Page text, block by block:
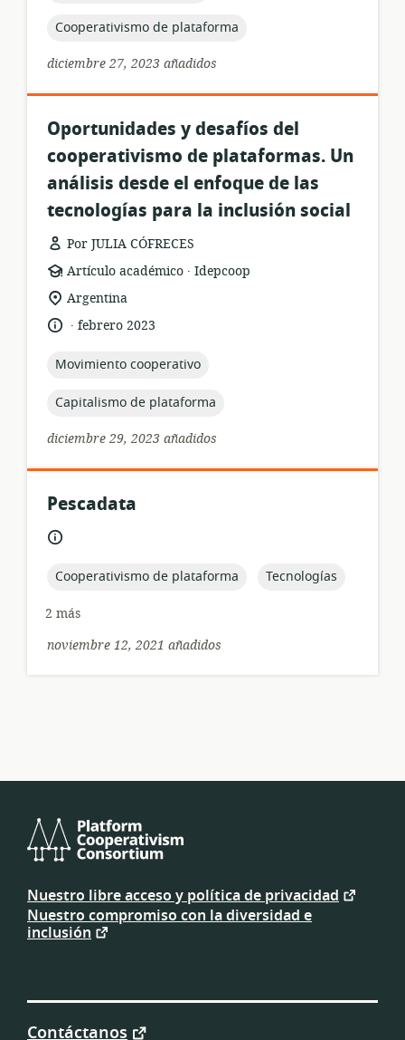
topic:
Cooperativismo de plataforma
diciembre 27, 2023 añadidos
Oportunidades y desafíos del
cooperativismo de plataformas. Un
análisis desde el enfoque de las
tecnologías para la inclusión social
Por JULIA CÓFRECES
formato
del
recurso:
Artículo académico .
publicación:
Idepcoop
ubicación
de
relevancia:
Argentina
idioma:
.
fecha
publicación:
febrero 2023
topic:
Movimiento cooperativo
topic:
Capitalismo de plataforma
diciembre 29, 2023 añadidos
Pescadata
formato
recurso:
idioma:
topic:
Cooperativismo de plataforma topic:
Tecnologías
2 más
noviembre 12, 2021 añadidos
Platform
Consortium
Nuestro libre acceso y política de privacidad
Nuestro compromiso con la diversidad e
inclusión
Contáctanos